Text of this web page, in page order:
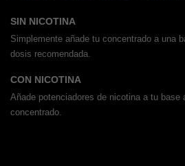
SIN NICOTINA
Simplemente añade tu concentrado a una
dosis recomendada.
CON NICOTINA
Añade potenciadores de nicotina a tu base
concentrado.